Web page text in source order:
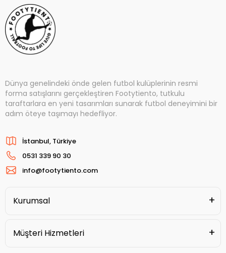
Dünya genelindeki önde gelen futbol kulüplerinin resmi
forma satışlarını gerçekleştiren Footytiento, tutkulu
taraftarlara en yeni tasarımları sunarak futbol deneyimini bir
adım öteye taşımayı hedefliyor.
İstanbul, Türkiye
0531 339 90 30
info@footytiento.com
Kurumsal
Müşteri Hizmetleri